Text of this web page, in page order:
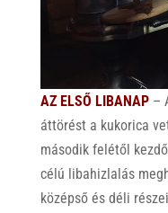
AZ ELSŐ LIBANAP–
áttörést a kukorica
második felétől
célú libahizlalás
középső és déli